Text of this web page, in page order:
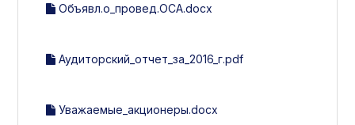
Объявл.о_провед.ОСА.docx
Аудиторский_отчет_за_2016_г.pdf
Уважаемые_акционеры.docx